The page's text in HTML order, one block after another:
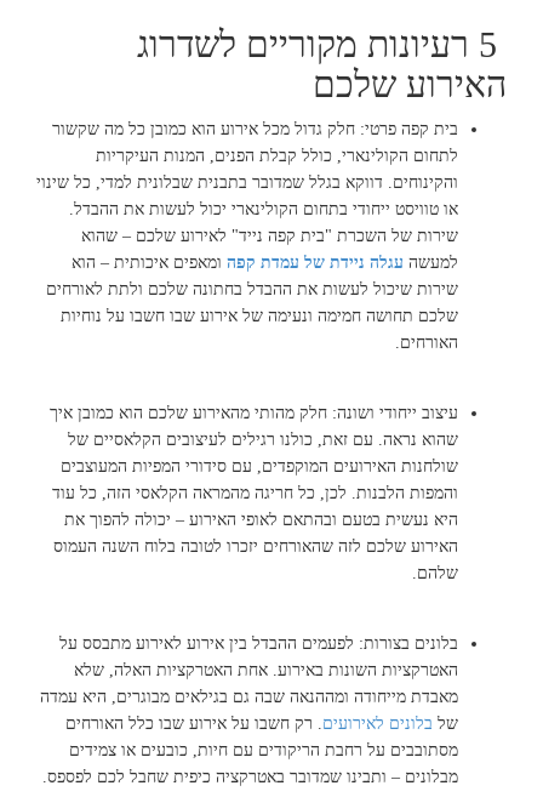
5 רעיונות מקוריים לשדרוג
האירוע שלכם
בית קפה פרטי: חלק גדול מכל אירוע הוא כמובן כל מה שקשור
לתחום הקולינארי, כולל קבלת הפנים, המנות העיקריות
והקינוחים. דווקא בגלל שמדובר בתבנית שבלונית למדי, כל שינוי
או טוויסט ייחודי בתחום הקולינארי יכול לעשות את ההבדל.
שירות של השכרת "בית קפה נייד" לאירוע שלכם – שהוא
למעשה עגלה ניידת של עמדת קפה ומאפים איכותית – הוא
שירות שיכול לעשות את ההבדל בחתונה שלכם ולתת לאורחים
שלכם תחושה חמימה ונעימה של אירוע שבו חשבו על נוחיות
האורחים.
עיצוב ייחודי ושונה: חלק מהותי מהאירוע שלכם הוא כמובן איך
שהוא נראה. עם זאת, כולנו רגילים לעיצובים הקלאסיים של
שולחנות האירועים המוקפדים, עם סידורי המפיות המעוצבים
והמפות הלבנות. לכן, כל חריגה מהמראה הקלאסי הזה, כל עוד
היא נעשית בטעם ובהתאם לאופי האירוע – יכולה להפוך את
האירוע שלכם לזה שהאורחים יזכרו לטובה בלוח השנה העמוס
שלהם.
בלונים בצורות: לפעמים ההבדל בין אירוע לאירוע מתבסס על
האטרקציות השונות באירוע. אחת האטרקציות האלה, שלא
מאבדת מייחודה ומההנאה שבה גם בגילאים מבוגרים, היא עמדה
של בלונים לאירועים. רק חשבו על אירוע שבו כלל האורחים
מסתובבים על רחבת הריקודים עם חיות, כובעים או צמידים
מבלונים – ותבינו שמדובר באטרקציה כיפית שחבל לכם לפספס.